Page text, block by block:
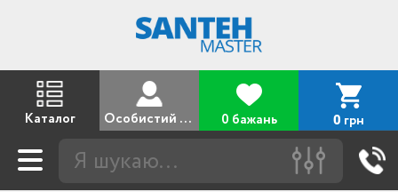
Каталог Особистий кабінет 0 бажань 0 грн